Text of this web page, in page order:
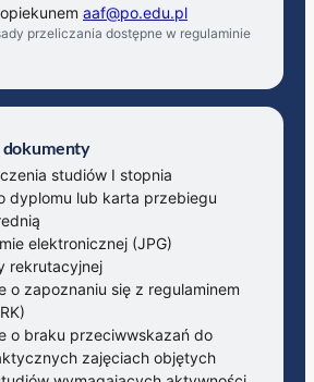
aaf@po.edu.pl
przeliczania dostępne w regulaminie
dokumenty
studiów I stopnia
dyplomu lub karta przebiegu
elektronicznej (JPG)
rekrutacyjnej
o zapoznaniu się z regulaminem
o braku przeciwwskazań do
zajęciach objętych